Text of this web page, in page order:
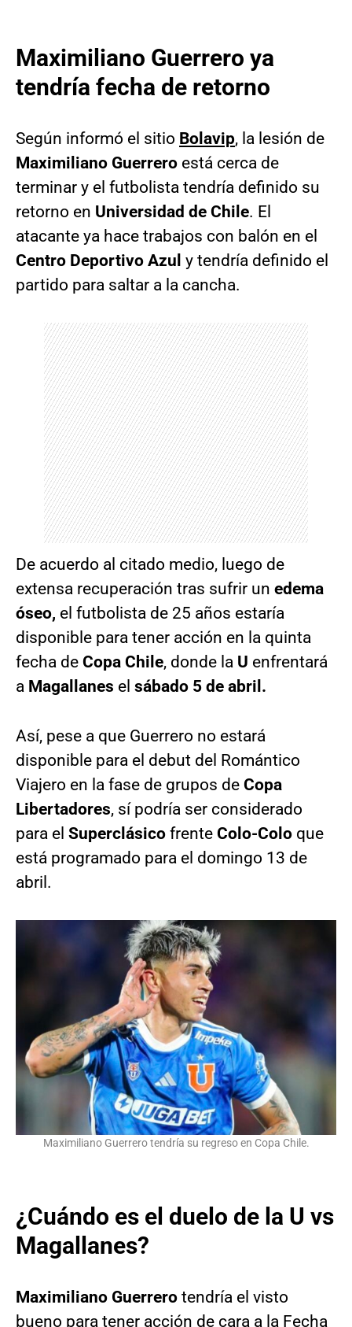
Maximiliano Guerrero ya
tendría fecha de retorno
Según informó el sitio Bolavip, la lesión de
Maximiliano Guerrero está cerca de
terminar y el futbolista tendría definido su
retorno en Universidad de Chile. El
atacante ya hace trabajos con balón en el
Centro Deportivo Azul y tendría definido el
partido para saltar a la cancha.
De acuerdo al citado medio, luego de
extensa recuperación tras sufrir un edema
óseo, el futbolista de 25 años estaría
disponible para tener acción en la quinta
fecha de Copa Chile, donde la U enfrentará
a Magallanes el sábado 5 de abril.
Así, pese a que Guerrero no estará
disponible para el debut del Romántico
Viajero en la fase de grupos de Copa
Libertadores, sí podría ser considerado
para el Superclásico frente Colo-Colo que
está programado para el domingo 13 de
abril.
Maximiliano Guerrero tendría su regreso en Copa Chile.
¿Cuándo es el duelo de la U vs
Magallanes?
Maximiliano Guerrero tendría el visto
bueno para tener acción de cara a la Fecha